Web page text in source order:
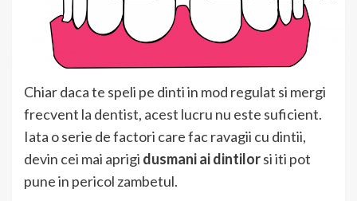
Chiar daca te speli pe dinti in mod regulat si mergi
frecvent la dentist, acest lucru nu este suficient.
Iata o serie de factori care fac ravagii cu dintii,
devin cei mai aprigi dusmani ai dintilorsi iti pot
pune in pericol zambetul.